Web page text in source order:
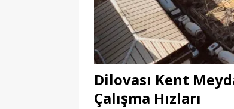
Dilovası Kent
Çalışma Hızları